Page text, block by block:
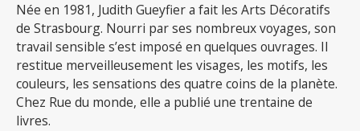
Née en 1981, Judith Gueyfier a fait les Arts Décoratifs
de Strasbourg. Nourri par ses nombreux voyages, son
travail sensible s’est imposé en quelques ouvrages. Il
restitue merveilleusement les visages, les motifs, les
couleurs, les sensations des quatre coins de la planète.
Chez Rue du monde, elle a publié une trentaine de
livres.